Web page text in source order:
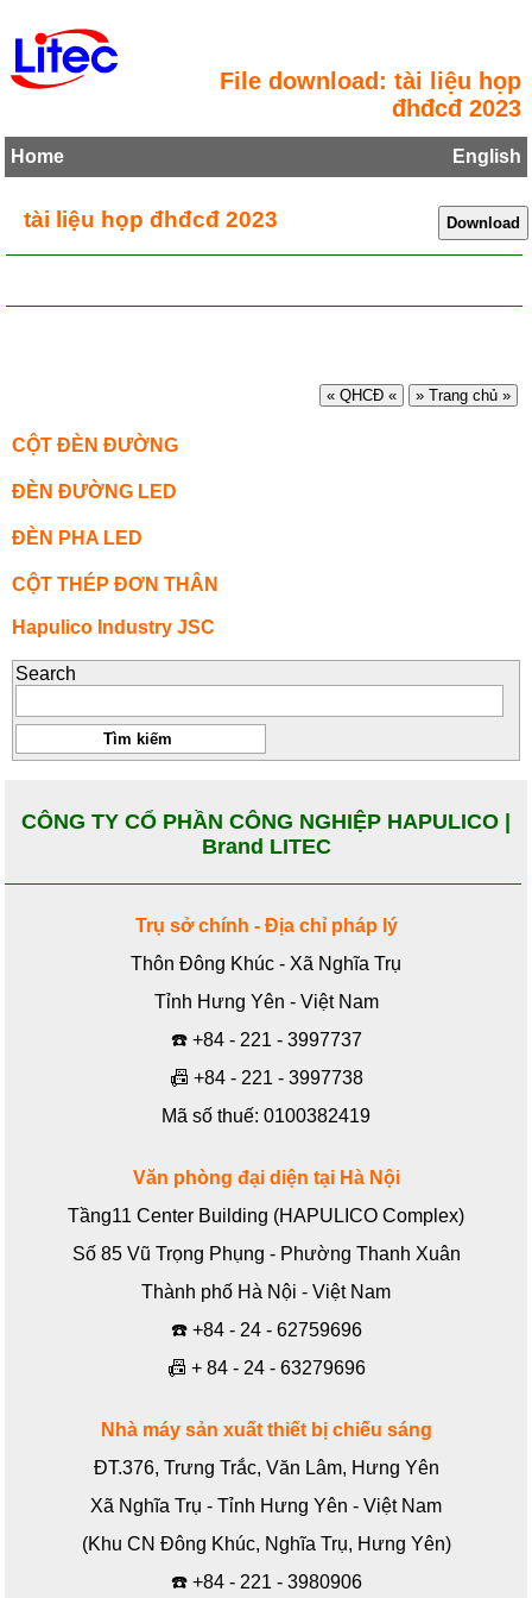
File download: tài liệu họp
đhđcđ 2023
Home English
tài liệu họp đhđcđ 2023
« QHCĐ « » Trang chủ »
CỘT ĐÈN ĐƯỜNG
ĐÈN ĐƯỜNG LED
ĐÈN PHA LED
CỘT THÉP ĐƠN THÂN
Hapulico Industry JSC
Search
CÔNG TY CỔ PHẦN CÔNG NGHIỆP HAPULICO |
Brand LITEC
Trụ sở chính - Địa chỉ pháp lý
Thôn Đông Khúc - Xã Nghĩa Trụ
Tỉnh Hưng Yên - Việt Nam
☎️ +84 - 221 - 3997737
📠 +84 - 221 - 3997738
Mã số thuế: 0100382419
Văn phòng đại diện tại Hà Nội
Tầng11 Center Building (HAPULICO Complex)
Số 85 Vũ Trọng Phụng - Phường Thanh Xuân
Thành phố Hà Nội - Việt Nam
☎️ +84 - 24 - 62759696
📠 + 84 - 24 - 63279696
Nhà máy sản xuất thiết bị chiếu sáng
ĐT.376, Trưng Trắc, Văn Lâm, Hưng Yên
Xã Nghĩa Trụ - Tỉnh Hưng Yên - Việt Nam
(Khu CN Đông Khúc, Nghĩa Trụ, Hưng Yên)
☎️ +84 - 221 - 3980906